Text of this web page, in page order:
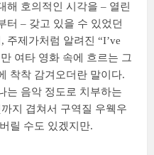
해 호의적인 시각을 – 열린
터 – 갖고 있을 수 있었던
주제가처럼 알려진 “I’ve
여타 영화 속에 흐르는 그
착착 감겨오더란 말이다.
는 음악 정도로 치부하는
지 겹쳐서 구역질 우웩우
릴 수도 있겠지만.